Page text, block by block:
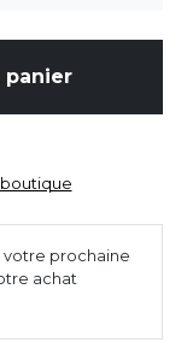
panier
votre prochaine
achat